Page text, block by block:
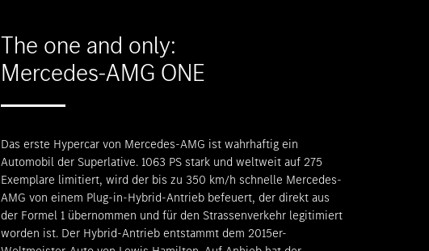
The one and only:
Mercedes-AMG ONE
Das erste Hypercar von Mercedes-AMG ist wahrhaftig ein
Automobil der Superlative. 1063 PS stark und weltweit auf 275
Exemplare limitiert, wird der bis zu 350 km/h schnelle Mercedes-
AMG von einem Plug-in-Hybrid-Antrieb befeuert, der direkt aus
der Formel 1 übernommen und für den Strassenverkehr legitimiert
worden ist. Der Hybrid-Antrieb entstammt dem 2015er-